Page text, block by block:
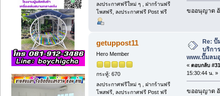
ลงประกาศฟรีใหม่ ๆ , ฝากร้านฟรี
โพสฟรี, ลงประกาศฟรี Post ฟรี
ขออนุญาต
getuppost11
Hero Member
กระทู้: 670
ลงประกาศฟรีใหม่ ๆ , ฝากร้านฟรี
โพสฟรี, ลงประกาศฟรี Post ฟรี
Re:
บริกา
www.ปั๊มลม
« ตอบกลับ
15:30:44 น. »
ขออนุญาต